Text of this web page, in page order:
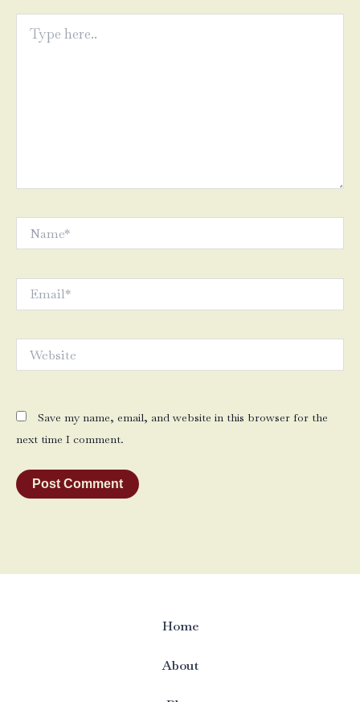
here..
Save my name, email, and website in this browser for the
next time I comment.
Home
About